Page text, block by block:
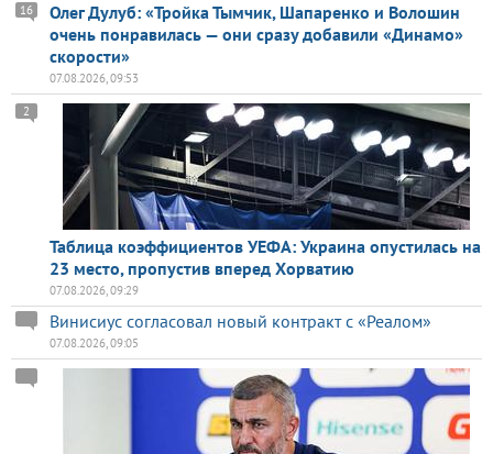
Олег Дулуб: «Тройка Тымчик, Шапаренко и Волошин
очень понравилась — они сразу добавили «Динамо»
скорости»
16
07.08.2026, 09:53
Таблица коэффициентов УЕФА: Украина опустилась на
23 место, пропустив вперед Хорватию
2
07.08.2026, 09:29
Винисиус согласовал новый контракт с «Реалом»
07.08.2026, 09:05